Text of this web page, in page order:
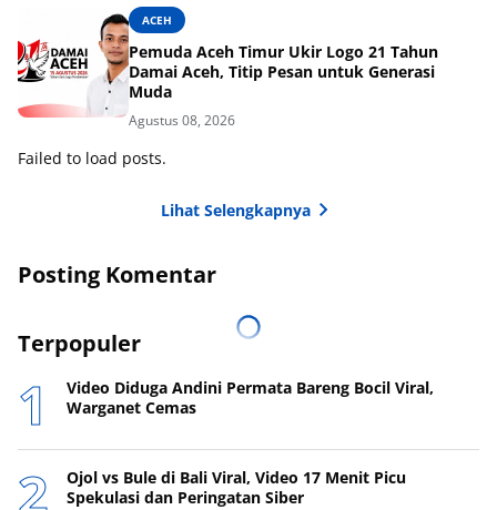
ACEH
Pemuda Aceh Timur Ukir Logo 21 Tahun
Damai Aceh, Titip Pesan untuk Generasi
Muda
Agustus 08, 2026
Failed to load posts.
Lihat Selengkapnya
Posting Komentar
Terpopuler
Video Diduga Andini Permata Bareng Bocil Viral,
Warganet Cemas
Ojol vs Bule di Bali Viral, Video 17 Menit Picu
Spekulasi dan Peringatan Siber